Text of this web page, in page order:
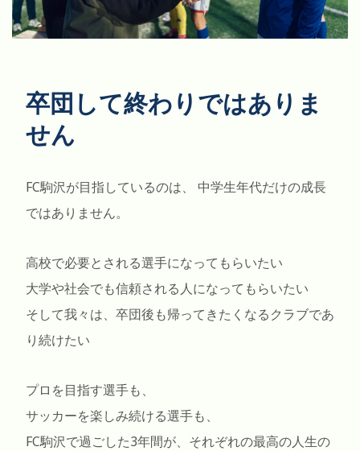
卒団して終わりではありま
せん
FC駒沢が目指しているのは、 中学生年代だけの成長
ではありません。
高校で必要とされる選手になってもらいたい
大学や社会でも信頼される人になってもらいたい
そして我々は、卒団後も帰ってきたくなるクラブであ
り続けたい
プロを目指す選手も、
サッカーを楽しみ続ける選手も、
FC駒沢で過ごした3年間が、それぞれの最高の人生の